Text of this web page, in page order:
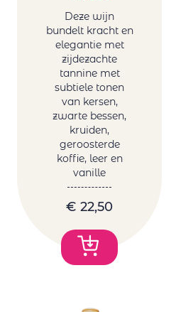
Deze wijn
bundelt kracht en
elegantie met
zijdezachte
tannine met
subtiele tonen
van kersen,
zwarte bessen,
kruiden,
geroosterde
koffie, leer en
vanille
€ 22,50